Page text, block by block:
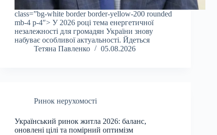
class=”bg-white border border-yellow-200 rounded
mb-4 p-4″> У 2026 році тема енергетичної
незалежності для громадян України знову
набуває особливої актуальності. Йдеться
Тетяна Павленко
05.08.2026
Ринок нерухомості
Український ринок житла 2026: баланс,
оновлені цілі та помірний оптимізм